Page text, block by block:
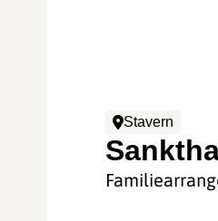
Stavern